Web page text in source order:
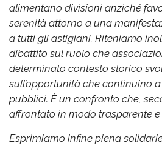
alimentano divisioni anziché
serenità attorno a una
a tutti gli astigiani. Riteniamo
dibattito sul ruolo che
determinato contesto storico
sull’opportunità che continuino
pubblici. È un confronto che,
affrontato in modo trasparente e
Esprimiamo infine piena